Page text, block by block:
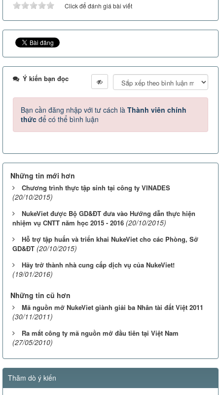
Click để đánh giá bài viết
Ý kiến bạn đọc
Bạn cần đăng nhập với tư cách là Thành viên chính
thức để có thể bình luận
Những tin mới hơn
Chương trình thực tập sinh tại công ty VINADES
(20/10/2015)
NukeViet được Bộ GD&ĐT đưa vào Hướng dẫn thực hiện
nhiệm vụ CNTT năm học 2015 - 2016 (20/10/2015)
Hỗ trợ tập huấn và triển khai NukeViet cho các Phòng, Sở
GD&ĐT (20/10/2015)
Hãy trở thành nhà cung cấp dịch vụ của NukeViet!
(19/01/2016)
Những tin cũ hơn
Mã nguồn mở NukeViet giành giải ba Nhân tài đất Việt 2011
(30/11/2011)
Ra mắt công ty mã nguồn mở đầu tiên tại Việt Nam
(27/05/2010)
Thăm dò ý kiến